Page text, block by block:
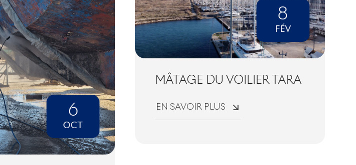
6
OCT
8
FÉV
MÂTAGE DU VOILIER TARA
EN SAVOIR PLUS